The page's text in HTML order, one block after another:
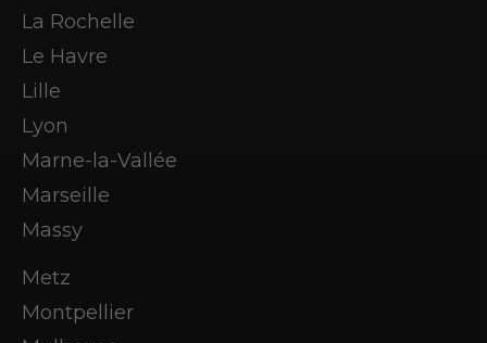
La Rochelle
Le Havre
Lille
Lyon
Marne-la-Vallée
Marseille
Massy
Metz
Montpellier